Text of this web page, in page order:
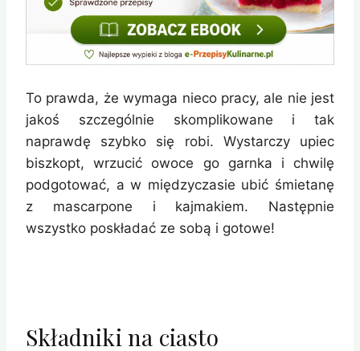
To prawda, że wymaga nieco pracy, ale nie jest
jakoś szczególnie skomplikowane i tak
naprawdę szybko się robi. Wystarczy upiec
biszkopt, wrzucić owoce go garnka i chwilę
podgotować, a w międzyczasie ubić śmietanę
z mascarpone i kajmakiem. Następnie
wszystko poskładać ze sobą i gotowe!
Składniki na ciasto